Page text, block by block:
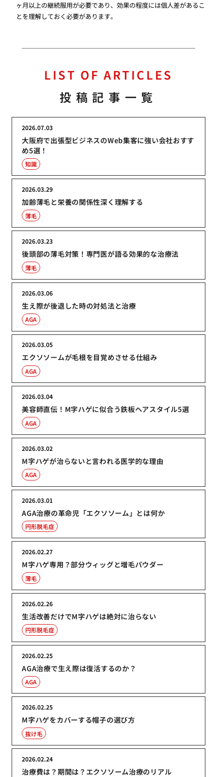
ヶ月以上の継続服用が必要であり、効果の程度には個人差があるこ
とを理解しておく必要があります。
LIST OF ARTICLES
投稿記事一覧
大阪府で出張型ビジネスのWeb集客に強い会社おすす
め5選！
2026.07.03
知識
加齢薄毛と栄養の関係性深く理解する
2026.03.29
薄毛
後頭部の薄毛対策！専門医が語る効果的な治療法
2026.03.23
薄毛
生え際が後退した時の対処法と治療
2026.03.06
AGA
エクソソームが毛根を目覚めさせる仕組み
2026.03.05
AGA
美容師直伝！M字ハゲに似合う鉄板ヘアスタイル5選
2026.03.04
AGA
M字ハゲが治らないと言われる医学的な理由
2026.03.02
AGA
AGA治療の革命児「エクソソーム」とは何か
2026.03.01
円形脱毛症
M字ハゲ専用？部分ウィッグと増毛パウダー
2026.02.27
薄毛
生活改善だけでM字ハゲは絶対に治らない
2026.02.26
円形脱毛症
AGA治療で生え際は復活するのか？
2026.02.25
AGA
M字ハゲをカバーする帽子の選び方
2026.02.25
抜け毛
治療費は？期間は？エクソソーム治療のリアル
2026.02.24